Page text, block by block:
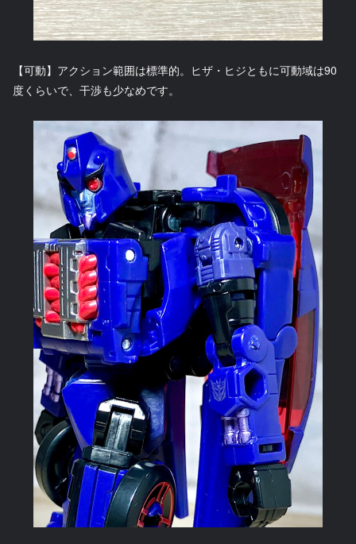
【可動】アクション範囲は標準的。ヒザ・ヒジともに可動域は90
度くらいで、干渉も少なめです。